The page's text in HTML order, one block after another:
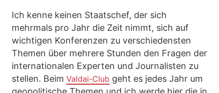
Ich kenne keinen Staatschef, der sich
mehrmals pro Jahr die Zeit nimmt, sich auf
wichtigen Konferenzen zu verschiedensten
Themen über mehrere Stunden den Fragen der
internationalen Experten und Journalisten zu
stellen. Beim Valdai-Club geht es jedes Jahr um